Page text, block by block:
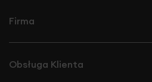
Firma
Obsługa Klienta